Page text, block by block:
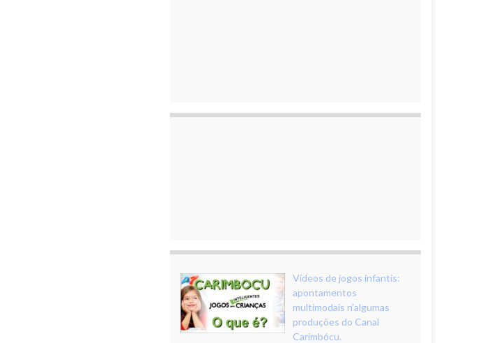
Vídeos de jogos infantis:
apontamentos
multimodais n’algumas
produções do Canal
Carimbócu.